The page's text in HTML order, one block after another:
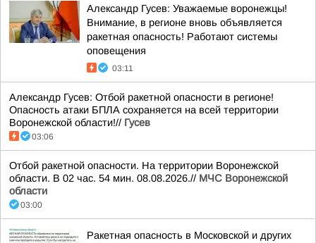
Александр Гусев: Уважаемые воронежцы!
Внимание, в регионе вновь объявляется
ракетная опасность! Работают системы
оповещения
03:11
Александр Гусев: Отбой ракетной опасности в регионе!
Опасность атаки БПЛА сохраняется на всей территории
Воронежской области!// Гусев
03:06
Отбой ракетной опасности. На территории Воронежской
области. В 02 час. 54 мин. 08.08.2026.// МЧС Воронежской
области
03:00
Ракетная опасность в Московской и других